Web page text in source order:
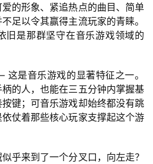
的形象、紧追热点的曲目、简单
足以令其赢得主流玩家的青睐。
旧是那群坚守在音乐游戏领域的
是音乐游戏的显著特征之一。
的人，也能在三五分钟内掌握基
键；可音乐游戏却始终都没有跳
仗着那些核心玩家支撑起这个游
乎来到了一个分叉口，向左走？